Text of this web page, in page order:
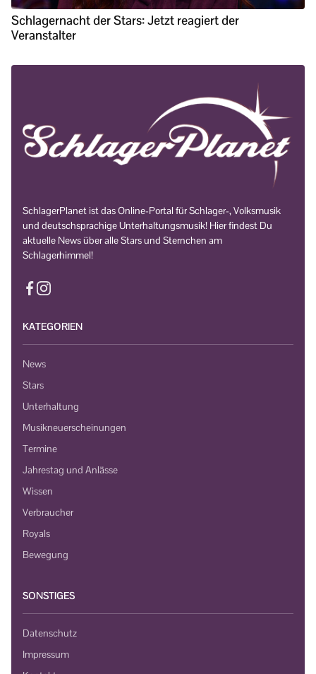
Schlagernacht der Stars: Jetzt reagiert der
Veranstalter
SchlagerPlanet ist das Online-Portal für Schlager-, Volksmusik
und deutschsprachige Unterhaltungsmusik! Hier findest Du
aktuelle News über alle Stars und Sternchen am
Schlagerhimmel!
KATEGORIEN
News
Stars
Unterhaltung
Musikneuerscheinungen
Termine
Jahrestag und Anlässe
Wissen
Verbraucher
Royals
Bewegung
SONSTIGES
Datenschutz
Impressum